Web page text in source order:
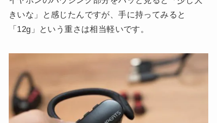
きいな」と感じたんですが、手に持ってみると
「12g」という重さは相当軽いです。